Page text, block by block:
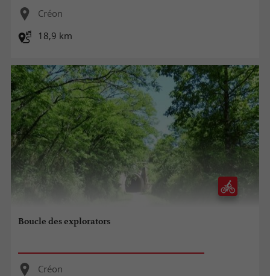
Créon
18,9 km
Boucle des explorators
Créon